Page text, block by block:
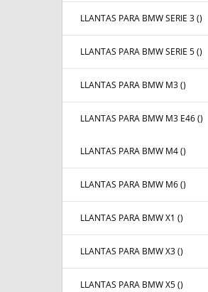
LLANTAS PARA BMW SERIE 3 ()
LLANTAS PARA BMW SERIE 5 ()
LLANTAS PARA BMW M3 ()
LLANTAS PARA BMW M3 E46 ()
LLANTAS PARA BMW M4 ()
LLANTAS PARA BMW M6 ()
LLANTAS PARA BMW X1 ()
LLANTAS PARA BMW X3 ()
LLANTAS PARA BMW X5 ()